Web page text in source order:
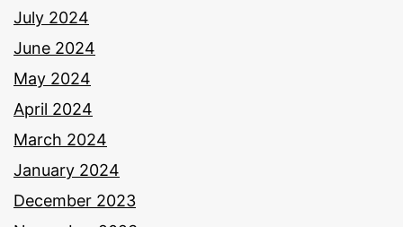
July 2024
June 2024
May 2024
April 2024
March 2024
January 2024
December 2023